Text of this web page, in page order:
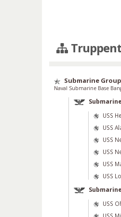
Submarine
Naval Submarine Base
USS
USS
USS
USS
USS
USS
USS